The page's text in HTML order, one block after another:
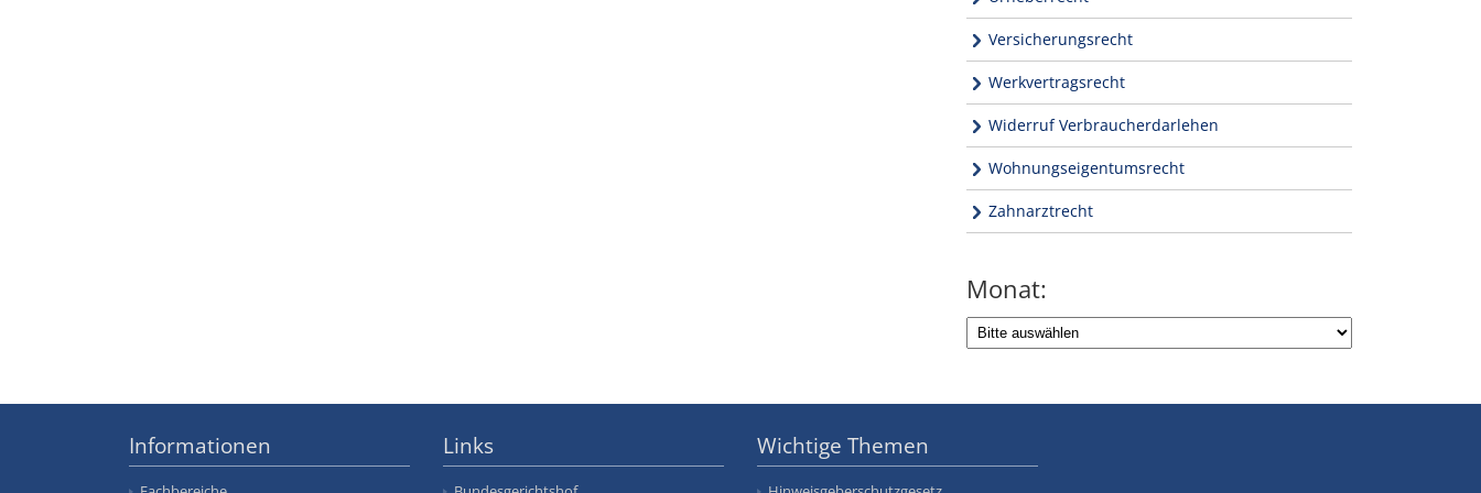
Versicherungsrecht
Werkvertragsrecht
Widerruf Verbraucherdarlehen
Wohnungseigentumsrecht
Zahnarztrecht
Monat:
Informationen Links Wichtige Themen